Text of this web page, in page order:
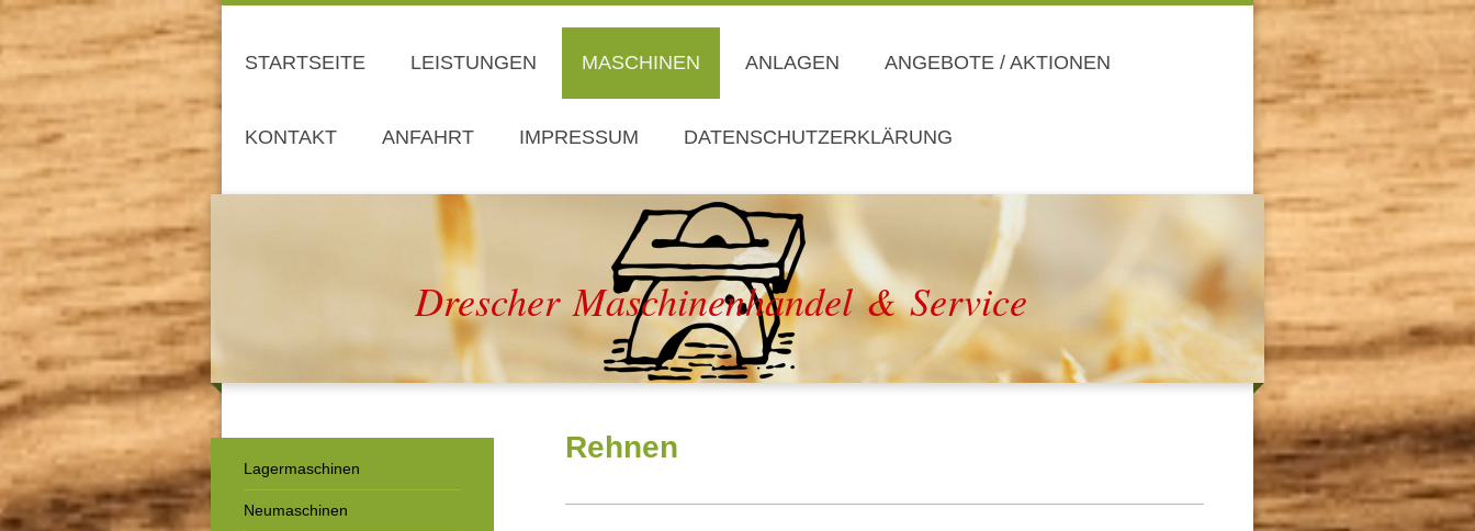
STARTSEITE LEISTUNGEN MASCHINEN ANLAGEN ANGEBOTE / AKTIONEN
KONTAKT ANFAHRT IMPRESSUM DATENSCHUTZERKLÄRUNG
Drescher Maschinenhandel & Service
Rehnen
Lagermaschinen
Neumaschinen